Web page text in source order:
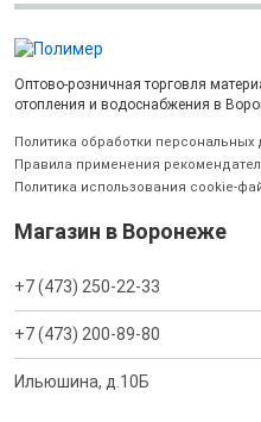
Оптово-розничная торговля
отопления и водоснабжения в
Политика обработки персональных
Правила применения
Политика использования cookie-
Магазин в Воронеже
+7 (473) 250-22-33
+7 (473) 200-89-80
Ильюшина, д.10Б